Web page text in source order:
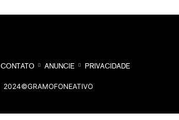
CONTATO ANUNCIE PRIVACIDADE
2024©GRAMOFONEATIVO